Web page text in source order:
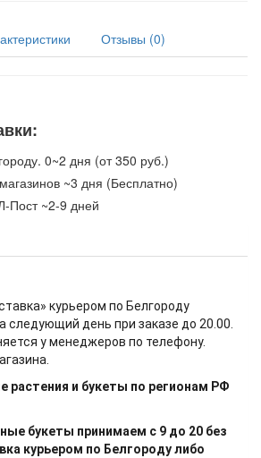
Отзывы (0)
0~2 дня (от 350 руб.)
~3 дня (Бесплатно)
~2-9 дней
курьером по Белгороду
следующий день при заказе до 20.00.
у менеджеров по телефону.
и букеты по регионам РФ
букеты принимаем с 9 до 20 без
курьером по Белгороду либо